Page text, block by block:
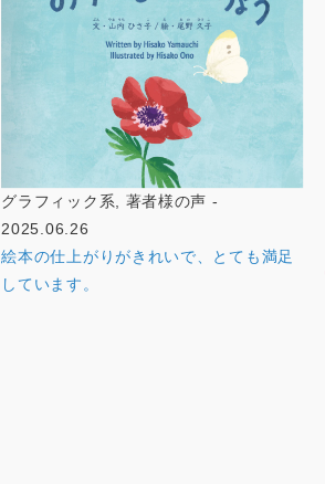
グラフィック系, 著者様の声 -
2025.06.26
絵本の仕上がりがきれいで、とても満足
しています。